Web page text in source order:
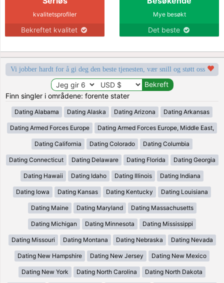
kvalitetsprofiler
Bekreftet kvalitet
Mye besøkt
Det beste
Vi jobber hardt for å gi deg den beste tjenesten, vær snill og støtt oss
Finn singler i områdene: forente stater
Dating Alabama Dating Alaska Dating Arizona Dating Arkansas
Dating Armed Forces Europe Dating Armed Forces Europe, Middle East,
Dating California Dating Colorado Dating Columbia
Dating Connecticut Dating Delaware Dating Florida Dating Georgia
Dating Hawaii Dating Idaho Dating Illinois Dating Indiana
Dating Iowa Dating Kansas Dating Kentucky Dating Louisiana
Dating Maine Dating Maryland Dating Massachusetts
Dating Michigan Dating Minnesota Dating Mississippi
Dating Missouri Dating Montana Dating Nebraska Dating Nevada
Dating New Hampshire Dating New Jersey Dating New Mexico
Dating New York Dating North Carolina Dating North Dakota